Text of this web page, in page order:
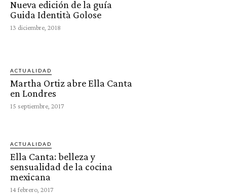
Nueva edición de la guía
Guida Identità Golose
13 diciembre, 2018
ACTUALIDAD
Martha Ortiz abre Ella Canta
en Londres
15 septiembre, 2017
ACTUALIDAD
Ella Canta: belleza y
sensualidad de la cocina
mexicana
14 febrero, 2017